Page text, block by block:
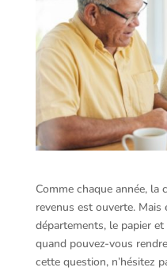
Comme chaque année, la
revenus est ouverte.
départements, le papier
quand pouvez-vous
cette question, n’hésitez